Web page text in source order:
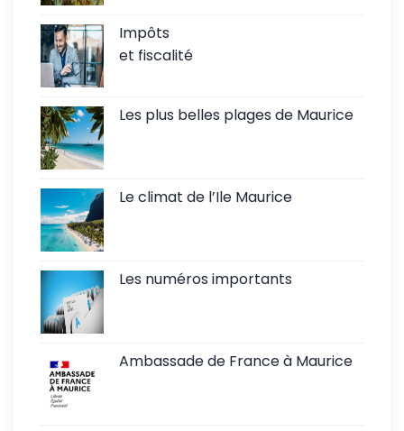
Impôts
et fiscalité
Les plus belles plages de Maurice
Le climat de l’Ile Maurice
Les numéros importants
Ambassade de France à Maurice